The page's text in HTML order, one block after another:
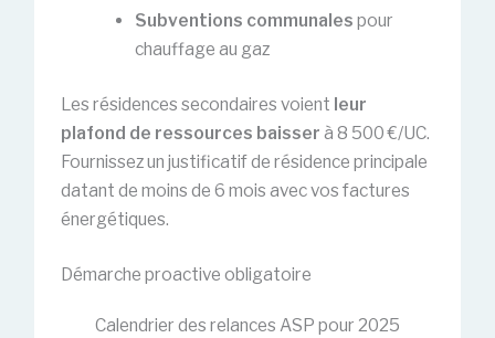
Subventions communales pour
chauffage au gaz
Les résidences secondaires voient leur
plafond de ressources baisser à 8 500 €/UC.
Fournissez un justificatif de résidence principale
datant de moins de 6 mois avec vos factures
énergétiques.
Démarche proactive obligatoire
Calendrier des relances ASP pour 2025